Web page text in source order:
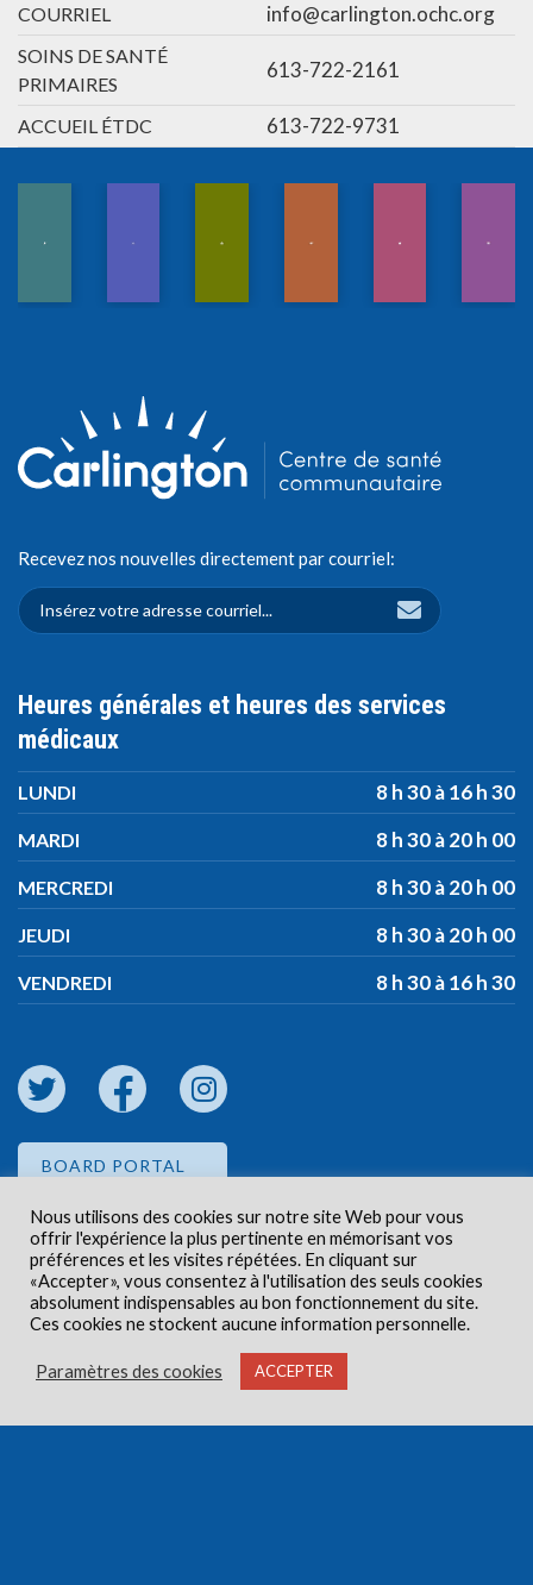
COURRIEL info@carlington.ochc.org
SOINS DE SANTÉ
PRIMAIRES
613-722-2161
ACCUEIL ÉTDC 613-722-9731
Recevez nos nouvelles directement par courriel:
Heures générales et heures des services
médicaux
LUNDI 8 h 30 à 16 h 30
MARDI 8 h 30 à 20 h 00
MERCREDI 8 h 30 à 20 h 00
JEUDI 8 h 30 à 20 h 00
VENDREDI 8 h 30 à 16 h 30
BOARD PORTAL
EMPLOYEE PORTAL
Droits d'auteur © 2026 Centre de santé communautaire
Carlington. Tous droits réservés.
Nous utilisons des cookies sur notre site Web pour vous
offrir l'expérience la plus pertinente en mémorisant vos
préférences et les visites répétées. En cliquant sur
«Accepter», vous consentez à l'utilisation des seuls cookies
absolument indispensables au bon fonctionnement du site.
Ces cookies ne stockent aucune information personnelle.
Paramètres des cookies ACCEPTER